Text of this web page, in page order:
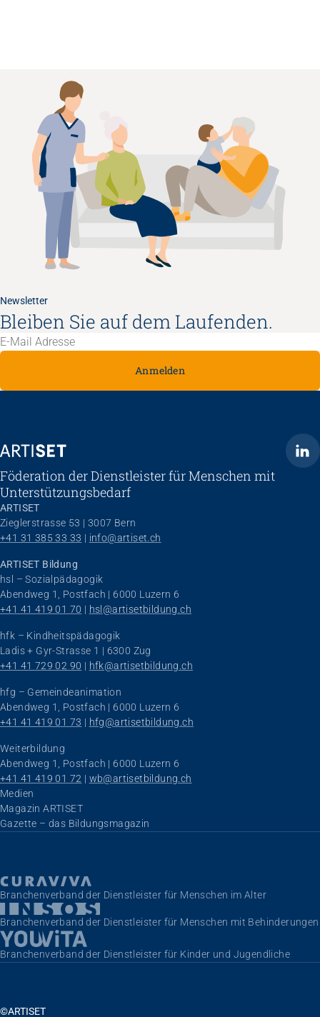
Newsletter
Bleiben Sie auf dem Laufenden.
Anmelden
ARTISET
Föderation der Dienstleister für Menschen mit
Unterstützungsbedarf
ARTISET
Zieglerstrasse 53 | 3007 Bern
+41 31 385 33 33 | info@artiset.ch
ARTISET Bildung
hsl – Sozialpädagogik
Abendweg 1, Postfach | 6000 Luzern 6
+41 41 419 01 70 | hsl@artisetbildung.ch
hfk – Kindheitspädagogik
Ladis + Gyr-Strasse 1 | 6300 Zug
+41 41 729 02 90 | hfk@artisetbildung.ch
hfg – Gemeindeanimation
Abendweg 1, Postfach | 6000 Luzern 6
+41 41 419 01 73 | hfg@artisetbildung.ch
Weiterbildung
Abendweg 1, Postfach | 6000 Luzern 6
+41 41 419 01 72 | wb@artisetbildung.ch
Navigation überspringen
Medien
Magazin ARTISET
Gazette – das Bildungsmagazin
Branchenverband der Dienstleister für Menschen im Alter
Branchenverband der Dienstleister für Menschen mit Behinderungen
Branchenverband der Dienstleister für Kinder und Jugendliche
©ARTISET